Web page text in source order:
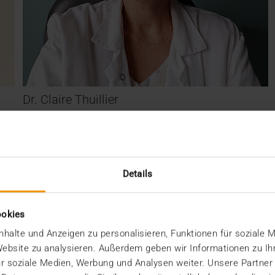
Details
und Anzeigen zu personalisieren, Funktionen für soziale
zu analysieren. Außerdem geben wir Informationen zu
soziale Medien, Werbung und Analysen weiter. Unsere
Dr. Claire Thuillier